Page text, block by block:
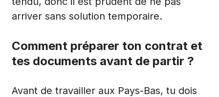
arriver sans solution temporaire.
Comment préparer ton contrat et
tes documents avant de partir ?
Avant de travailler aux Pays-Bas, tu dois